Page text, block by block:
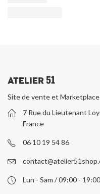
Site de vente et
7 Rue du Lieutenant
France
06 10 19 54 86
Lun - Sam / 09:00 - 19:00